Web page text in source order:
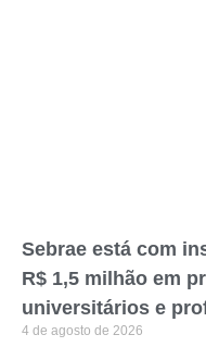
Sebrae está com
R$ 1,5 milhão em
universitários e
4 de agosto de 2026